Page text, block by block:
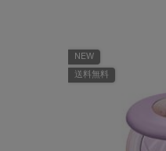
NEW
送料無料